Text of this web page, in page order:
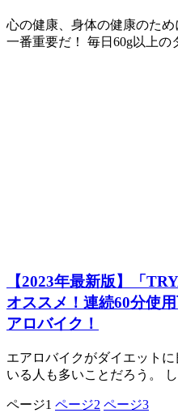
心の健康、身体の健康のた
一番重要だ！ 毎日60g以上の
【2023年最新版】「
オススメ！連続60分使
アロバイク！
エアロバイクがダイエット
いる人も多いことだろう。
ページ1 ページ2 ページ3